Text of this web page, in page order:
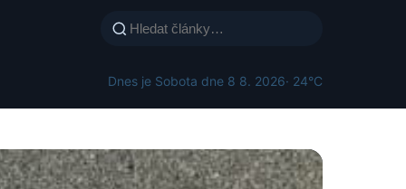
Dnes je Sobota dne 8 8. 2026· 24°C